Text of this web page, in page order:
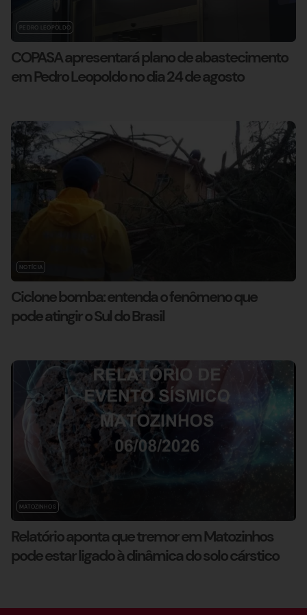
PEDRO LEOPOLDO
COPASA apresentará plano de abastecimento
em Pedro Leopoldo no dia 24 de agosto
NOTÍCIA
Ciclone bomba: entenda o fenômeno que
pode atingir o Sul do Brasil
MATOZINHOS
Relatório aponta que tremor em Matozinhos
pode estar ligado à dinâmica do solo cárstico